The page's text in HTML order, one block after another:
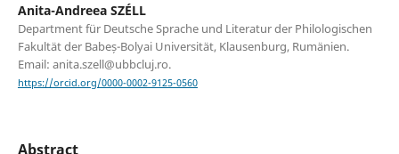
Anita-Andreea SZÉLL
Department für Deutsche Sprache und Literatur der Philologischen
Fakultät der Babeș-Bolyai Universität, Klausenburg, Rumänien.
Email: anita.szell@ubbcluj.ro.
https://orcid.org/0000-0002-9125-0560
Abstract